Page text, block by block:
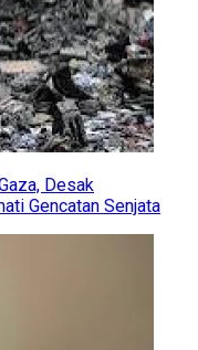
Desak
Gencatan Senjata